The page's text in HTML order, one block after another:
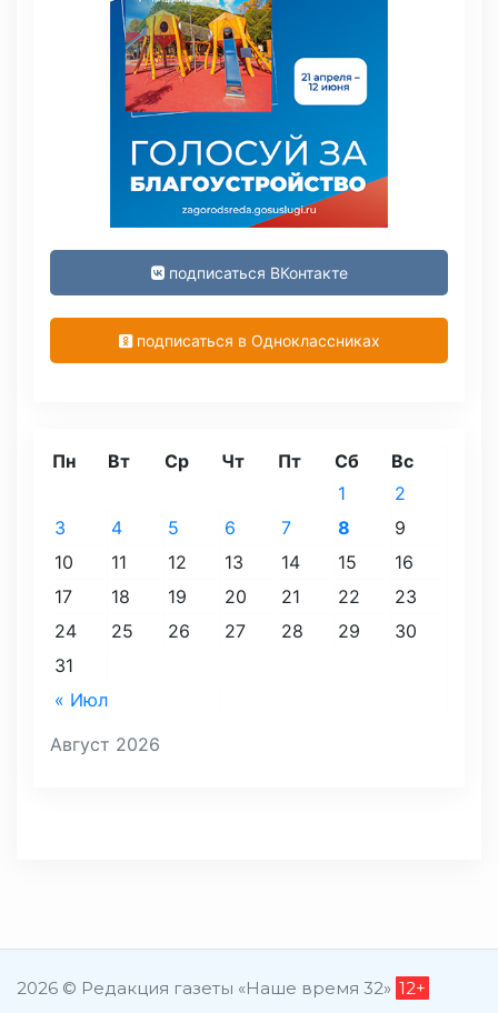
подписаться ВКонтакте
подписаться в Одноклассниках
Август 2026
Пн Вт Ср Чт Пт Сб Вс
« Июл
1
2
3
4 5 6 7 8
9
10
11 12 13 14 15
16
17
18 19 20 21 22
23
24
25 26 27 28 29
30
31
2026 © Редакция газеты «Наше время 32» 12+